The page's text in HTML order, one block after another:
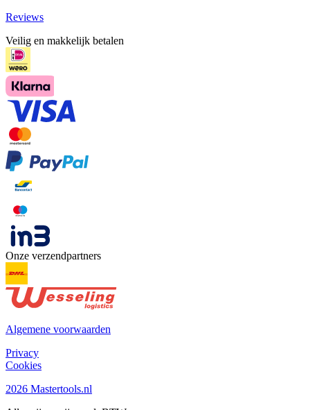
Reviews
Veilig en makkelijk betalen
Onze verzendpartners
Algemene voorwaarden
Privacy
Cookies
2026 Mastertools.nl